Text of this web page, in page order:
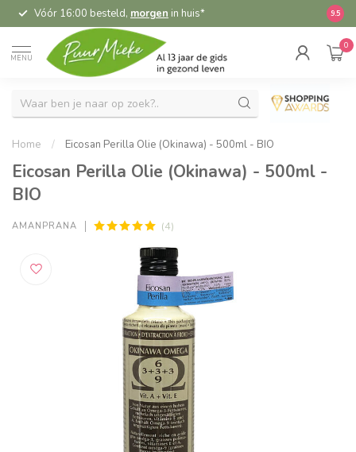
Vóór 16:00 besteld, morgen in huis* 9.5
MENU
0
Home / Eicosan Perilla Olie (Okinawa) - 500ml - BIO
Eicosan Perilla Olie (Okinawa) - 500ml -
BIO
AMANPRANA (4)